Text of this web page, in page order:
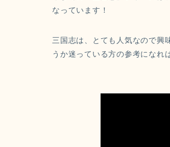
なっています！
三国志は、とても人気なので興
うか迷っている方の参考になれ